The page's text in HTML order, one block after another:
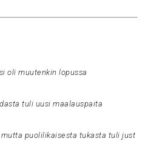
oli muutenkin lopussa
tuli uusi maalauspaita
mutta puolilikaisesta tukasta tuli just